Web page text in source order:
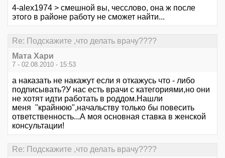
4-alex1974 > смешной вы, чесслово, она ж после
этого в районе работу не сможет найти...
Re: Подскажите ,что делать врачу????
Мата Хари
7 - 02.08.2010 - 15:53
а наказать не накажут если я откажусь что - либо
подписывать?У нас есть врачи с категориями,но они
не хотят идти работать в роддом.Нашли
меня "крайнюю",начальству только бы повесить
ответственность...А моя основная ставка в женской
консультации!
Re: Подскажите ,что делать врачу????